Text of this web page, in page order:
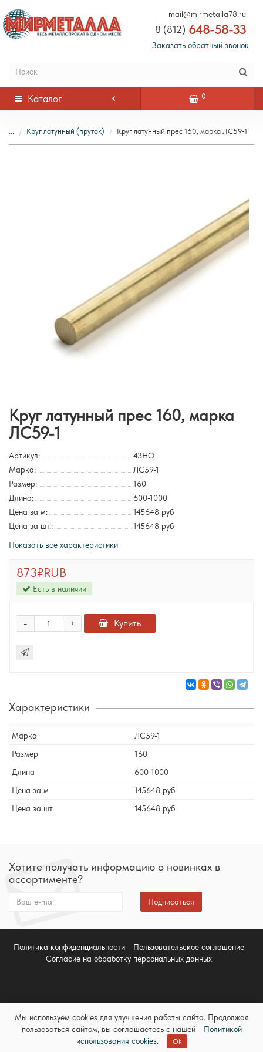
mail@mirmetalla78.ru
8 (812) 648-58-33
Заказать обратный звонок
Каталог 0
... Круг латунный (пруток) Круг латунный прес 160, марка ЛС59-1
Круг латунный прес 160, марка
ЛС59-1
Артикул:
43HO
Марка:
ЛС59-1
Размер:
160
Длина:
600-1000
Цена за м:
145648 руб
Цена за шт.:
145648 руб
Показать все характеристики
873₽RUB
Есть в наличии
+
- Купить
Характеристики
Марка
ЛС59-1
Размер
160
Длина
600-1000
Цена за м
145648 руб
Цена за шт.
145648 руб
Хотите получать информацию о новинках в
ассортименте?
Подписаться
Политика конфиденциальности
Пользовательское соглашение
Согласие на обработку персональных данных
Весь металлопрокат со склада в Санкт-Петербурге © 2012 - 2025
Мы используем cookies для улучшения работы сайта. Продолжая
пользоваться сайтом, вы соглашаетесь с нашей
Политикой
использования cookies. Ok